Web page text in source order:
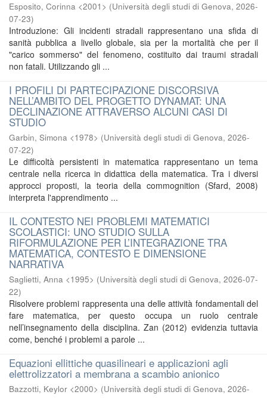
Esposito, Corinna <2001> (Università degli studi di Genova, 2026-
07-23)
Introduzione: Gli incidenti stradali rappresentano una sfida di
sanità pubblica a livello globale, sia per la mortalità che per il
"carico sommerso" del fenomeno, costituito dai traumi stradali
non fatali. Utilizzando gli ...
I PROFILI DI PARTECIPAZIONE DISCORSIVA
NELL’AMBITO DEL PROGETTO DYNAMAT: UNA
DECLINAZIONE ATTRAVERSO ALCUNI CASI DI
STUDIO
Garbin, Simona <1978> (Università degli studi di Genova, 2026-
07-22)
Le difficoltà persistenti in matematica rappresentano un tema
centrale nella ricerca in didattica della matematica. Tra i diversi
approcci proposti, la teoria della commognition (Sfard, 2008)
interpreta l'apprendimento ...
IL CONTESTO NEI PROBLEMI MATEMATICI
SCOLASTICI: UNO STUDIO SULLA
RIFORMULAZIONE PER L’INTEGRAZIONE TRA
MATEMATICA, CONTESTO E DIMENSIONE
NARRATIVA
Saglietti, Anna <1995> (Università degli studi di Genova, 2026-07-
22)
Risolvere problemi rappresenta una delle attività fondamentali del
fare matematica, per questo occupa un ruolo centrale
nell’insegnamento della disciplina. Zan (2012) evidenzia tuttavia
come, benché i problemi a parole ...
Equazioni ellittiche quasilineari e applicazioni agli
elettrolizzatori a membrana a scambio anionico
Bazzotti, Keylor <2000> (Università degli studi di Genova, 2026-